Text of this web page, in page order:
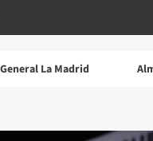
Almirante Brown